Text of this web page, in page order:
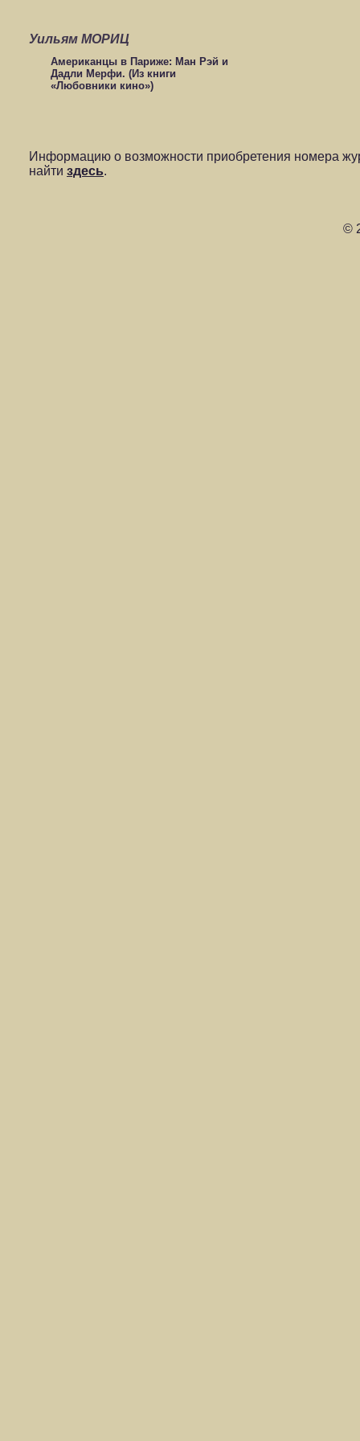
Уильям МОРИЦ
Американцы в Париже: Ман Рэй и
Дадли Мерфи. (Из книги
«Любовники кино»)
Информацию о возможности приобретения номера
найти здесь.
©